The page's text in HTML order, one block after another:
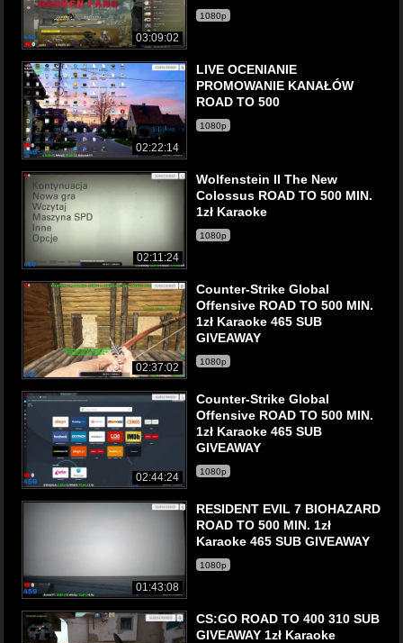
03:09:02
1080p
02:22:14
LIVE OCENIANIE
PROMOWANIE KANAŁÓW
ROAD TO 500
1080p
02:11:24
Wolfenstein II The New
Colossus ROAD TO 500 MIN.
1zł Karaoke
1080p
02:37:02
Counter-Strike Global
Offensive ROAD TO 500 MIN.
1zł Karaoke 465 SUB
GIVEAWAY
1080p
02:44:24
Counter-Strike Global
Offensive ROAD TO 500 MIN.
1zł Karaoke 465 SUB
GIVEAWAY
1080p
01:43:08
RESIDENT EVIL 7 BIOHAZARD
ROAD TO 500 MIN. 1zł
Karaoke 465 SUB GIVEAWAY
1080p
CS:GO ROAD TO 400 310 SUB
GIVEAWAY 1zł Karaoke